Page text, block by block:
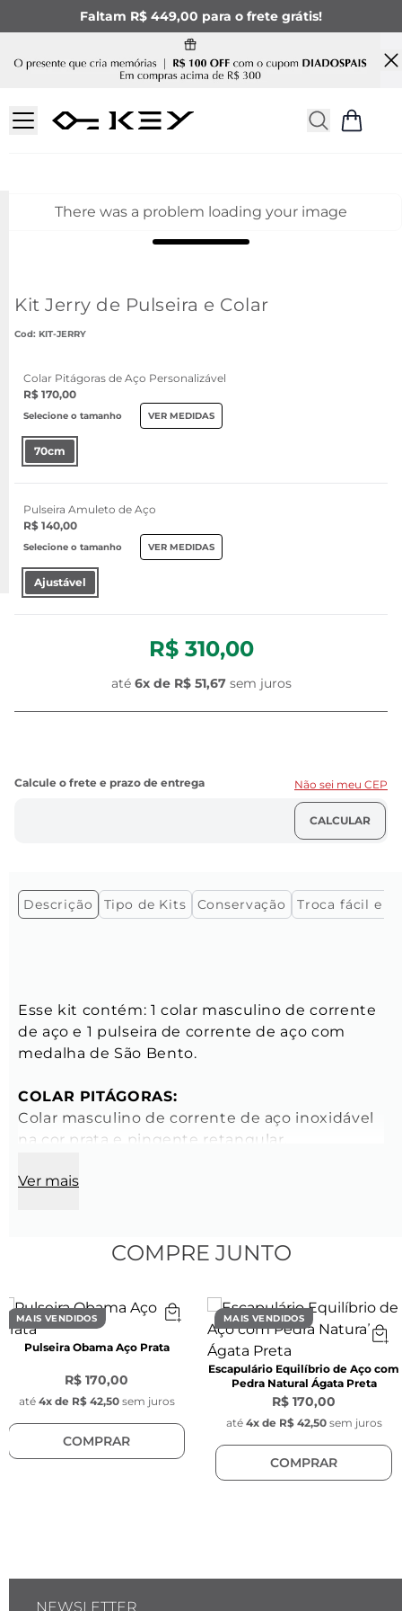
Faltam R$ 449,00 para o frete grátis!
There was a problem loading your image
Kit Jerry de Pulseira e Colar
: KIT-JERRY
Colar Pitágoras de Aço Personalizável
R$ 170,00
Selecione o tamanho VER MEDIDAS
70cm
Pulseira Amuleto de Aço
R$ 140,00
Selecione o tamanho VER MEDIDAS
Ajustável
R$ 310,00
até 6x de R$ 51,67 sem juros
Não sei meu CEP
Descrição Tipo de Kits Conservação Troca fácil e
Esse kit contém: 1 colar masculino de corrente
de aço e 1 pulseira de corrente de aço com
medalha de São Bento.
COLAR PITÁGORAS:
Colar masculino de corrente de aço inoxidável
na cor prata e pingente retangular.
- Espessura: 2 mm (0,2 cm)
- Modelo da corrente: Box Veneziana
- Fecho lagosta de aço inoxidável na cor prata
com 1 cm de comprimento
Características do Pingente:
- Altura: 4 cm
- Largura: 0,5 cm
- Cor: Prata
- Material: Aço inoxidável
- Posição do pingente: Móvel (não é fixo na
Ver mais
COMPRE JUNTO
MAIS VENDIDOS
Pulseira Obama Aço Prata
R$ 170,00
até 4x de R$ 42,50 sem juros
COMPRAR
MAIS VENDIDOS
Escapulário Equilíbrio de Aço com
Pedra Natural Ágata Preta
R$ 170,00
até 4x de R$ 42,50 sem juros
COMPRAR
NEWSLETTER